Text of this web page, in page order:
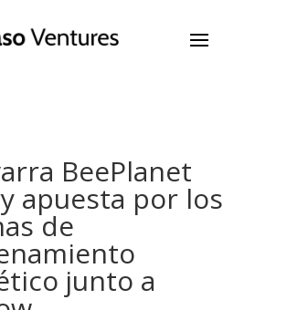
BeePlanet
apuesta por los
de
junto a